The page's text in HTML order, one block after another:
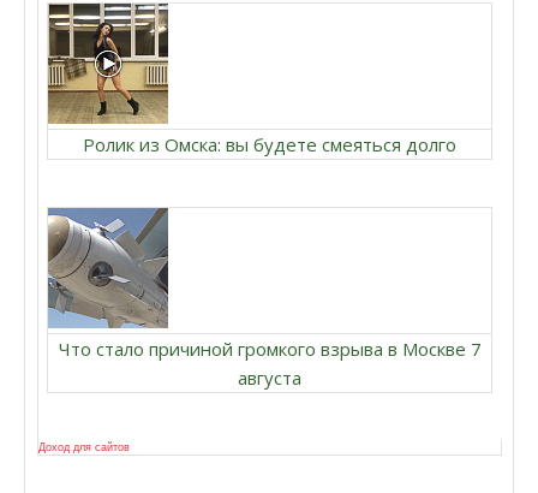
Ролик из Омска: вы будете смеяться долго
Что стало причиной громкого взрыва в Москве 7
августа
Доход для сайтов